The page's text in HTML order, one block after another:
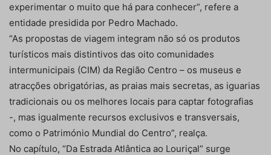
experimentar o muito que há para conhecer”, refere a
entidade presidida por Pedro Machado.
“As propostas de viagem integram não só os produtos
turísticos mais distintivos das oito comunidades
intermunicipais (CIM) da Região Centro – os museus e
atracções obrigatórias, as praias mais secretas, as iguarias
tradicionais ou os melhores locais para captar fotografias
-, mas igualmente recursos exclusivos e transversais,
como o Património Mundial do Centro”, realça.
No capítulo, “Da Estrada Atlântica ao Louriçal” surge